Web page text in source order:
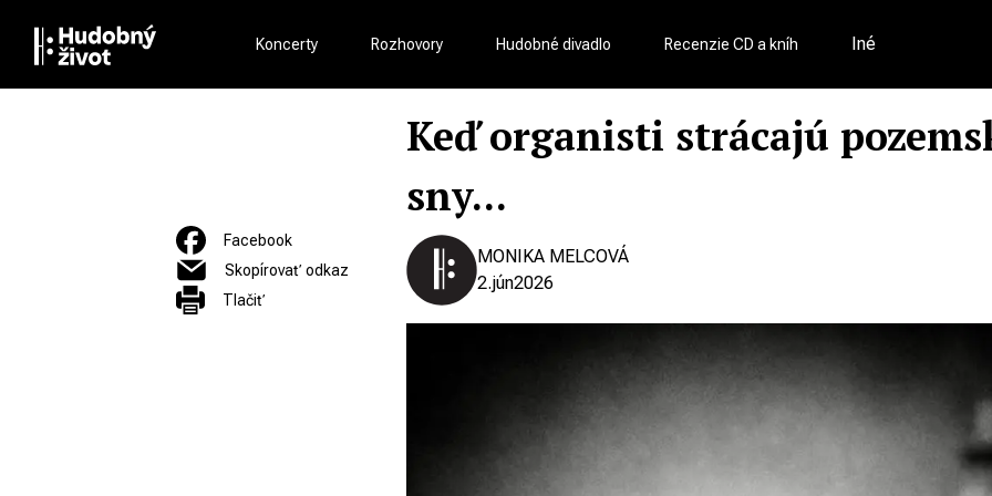
Koncerty Rozhovory Hudobné divadlo Recenzie CD a kníh Iné
Keď organisti strácajú
sny...
Facebook
Skopírovať odkaz
Tlačiť
MONIKA MELCOVÁ
2.jún2026